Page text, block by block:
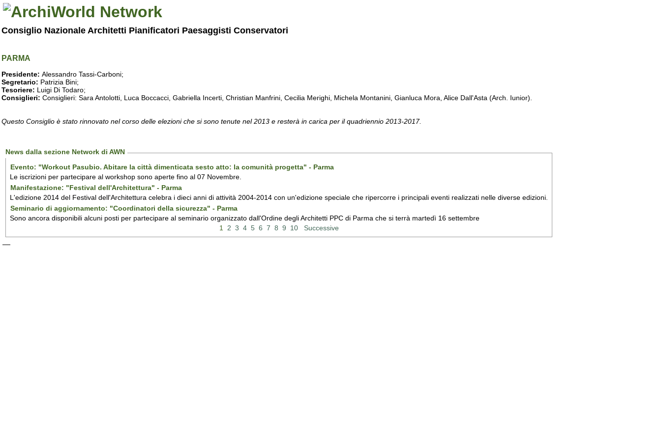
Consiglio Nazionale Architetti Pianificatori Paesaggisti Conservatori
PARMA
Presidente: Alessandro Tassi-Carboni;
Segretario: Patrizia Bini;
Tesoriere: Luigi Di Todaro;
Consiglieri: Consiglieri: Sara Antolotti, Luca Boccacci, Gabriella Incerti, Christian Manfrini, Cecilia Merighi, Michela Montanini, Gianluca Mora, Alice Dall'Asta (Arch. Iunior).
Questo Consiglio è stato rinnovato nel corso delle elezioni che si sono tenute nel 2013 e resterà in carica per il quadriennio 2013-2017.
News dalla sezione Network di AWN
Evento: "Workout Pasubio. Abitare la città dimenticata sesto atto: la comunità progetta" - Parma
Le iscrizioni per partecipare al workshop sono aperte fino al 07 Novembre.
Manifestazione: "Festival dell'Architettura" - Parma
L'edizione 2014 del Festival dell'Architettura celebra i dieci anni di attività 2004-2014 con un'edizione speciale che ripercorre i principali eventi realizzati nelle diverse edizioni.
Seminario di aggiornamento: "Coordinatori della sicurezza" - Parma
Sono ancora disponibili alcuni posti per partecipare al seminario organizzato dall'Ordine degli Architetti PPC di Parma che si terrà martedì 16 settembre
1
2 3 4 5 6 7 8 9 10 Successive